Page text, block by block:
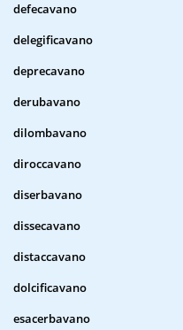
defecavano
delegificavano
deprecavano
derubavano
dilombavano
diroccavano
diserbavano
dissecavano
distaccavano
dolcificavano
esacerbavano